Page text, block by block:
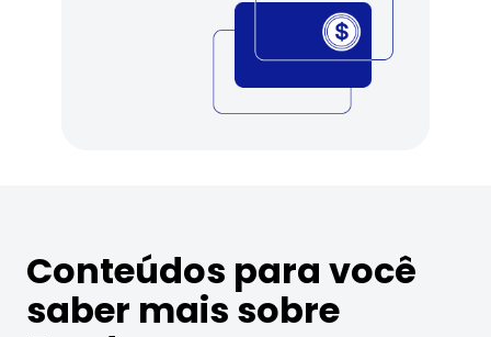
Conteúdos para você
saber mais sobre